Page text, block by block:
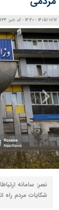
1405/01/17 - 14:40 - کد خبر: 158834
نصر: سامانه
شکایات مردم راه